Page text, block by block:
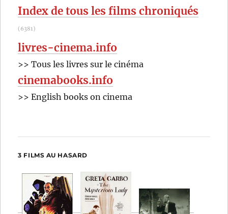
Index de tous les films chroniqués
(6381)
livres-cinema.info
>> Tous les livres sur le cinéma
cinemabooks.info
>> English books on cinema
3 FILMS AU HASARD